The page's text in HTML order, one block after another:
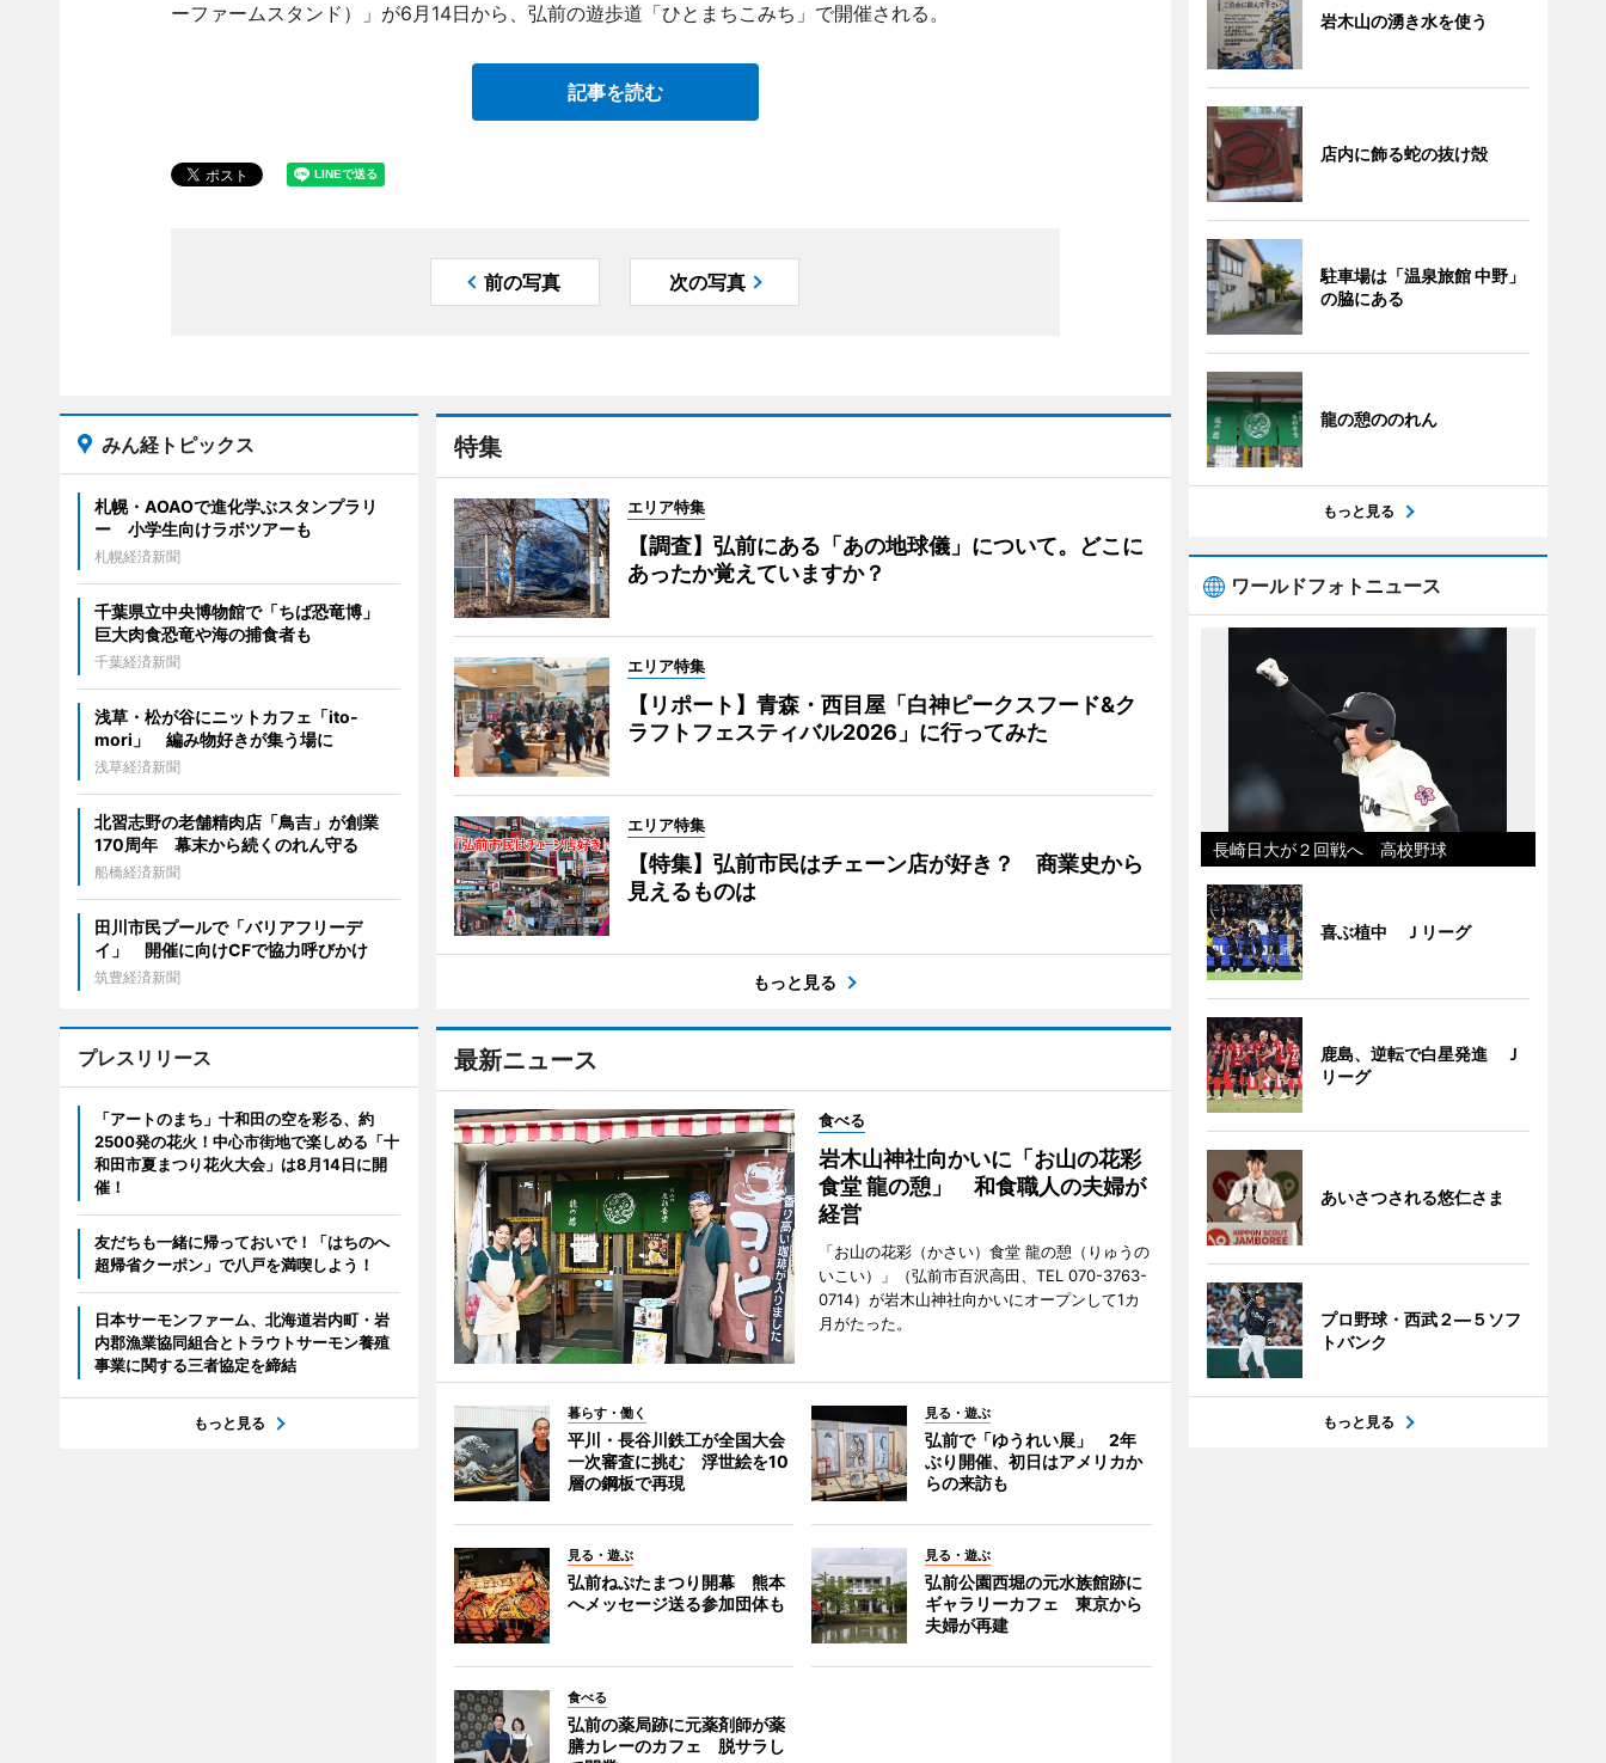
ーファームスタンド）」が6月14日から、弘前の遊歩道「ひとまちこみち」で開催される。
記事を読む
前の写真 次の写真
特集
エリア特集
【調査】弘前にある「あの地球儀」について。どこに
あったか覚えていますか？
エリア特集
【リポート】青森・西目屋「白神ピークスフード&ク
ラフトフェスティバル2026」に行ってみた
エリア特集
【特集】弘前市民はチェーン店が好き？ 商業史から
見えるものは
もっと見る
最新ニュース
食べる
岩木山神社向かいに「お山の花彩
食堂 龍の憩」 和食職人の夫婦が
経営
「お山の花彩（かさい）食堂 龍の憩（りゅうの
いこい）」（弘前市百沢高田、TEL 070-3763-
0714）が岩木山神社向かいにオープンして1カ
月がたった。
暮らす・働く
平川・長谷川鉄工が全国大会
一次審査に挑む 浮世絵を10
層の鋼板で再現
見る・遊ぶ
弘前で「ゆうれい展」 2年
ぶり開催、初日はアメリカか
らの来訪も
見る・遊ぶ
弘前ねぷたまつり開幕 熊本
へメッセージ送る参加団体も
見る・遊ぶ
弘前公園西堀の元水族館跡に
ギャラリーカフェ 東京から
夫婦が再建
食べる
弘前の薬局跡に元薬剤師が薬
膳カレーのカフェ 脱サラし
みん経トピックス
札幌・AOAOで進化学ぶスタンプラリ
ー 小学生向けラボツアーも
札幌経済新聞
千葉県立中央博物館で「ちば恐竜博」
巨大肉食恐竜や海の捕食者も
千葉経済新聞
浅草・松が谷にニットカフェ「ito-
mori」 編み物好きが集う場に
浅草経済新聞
北習志野の老舗精肉店「鳥吉」が創業
170周年 幕末から続くのれん守る
船橋経済新聞
田川市民プールで「バリアフリーデ
イ」 開催に向けCFで協力呼びかけ
筑豊経済新聞
プレスリリース
「アートのまち」十和田の空を彩る、約
2500発の花火！中心市街地で楽しめる「十
和田市夏まつり花火大会」は8月14日に開
催！
友だちも一緒に帰っておいで！「はちのへ
超帰省クーポン」で八戸を満喫しよう！
日本サーモンファーム、北海道岩内町・岩
内郡漁業協同組合とトラウトサーモン養殖
事業に関する三者協定を締結
もっと見る
岩木山の湧き水を使う
店内に飾る蛇の抜け殻
駐車場は「温泉旅館 中野」
の脇にある
龍の憩ののれん
もっと見る
ワールドフォトニュース
長崎日大が２回戦へ 高校野球
喜ぶ植中 Ｊリーグ
鹿島、逆転で白星発進 Ｊ
リーグ
あいさつされる悠仁さま
プロ野球・西武２―５ソフ
トバンク
もっと見る